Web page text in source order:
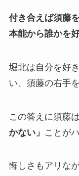
付き合えば須藤を
本能から誰かを
堀北は自分を好
い、須藤の右手
この答えに須藤は
かない」 ことが
悔しさもアリな